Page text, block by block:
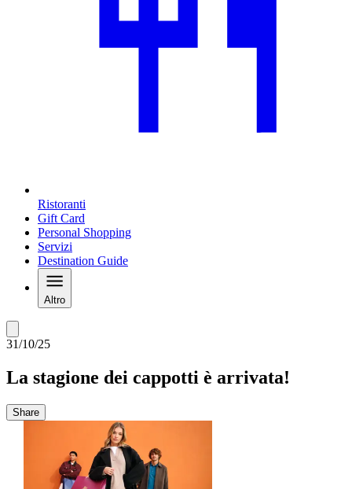
Ristoranti
Gift Card
Personal Shopping
Servizi
Destination Guide
Altro
31/10/25
La stagione dei cappotti è arrivata!
Share